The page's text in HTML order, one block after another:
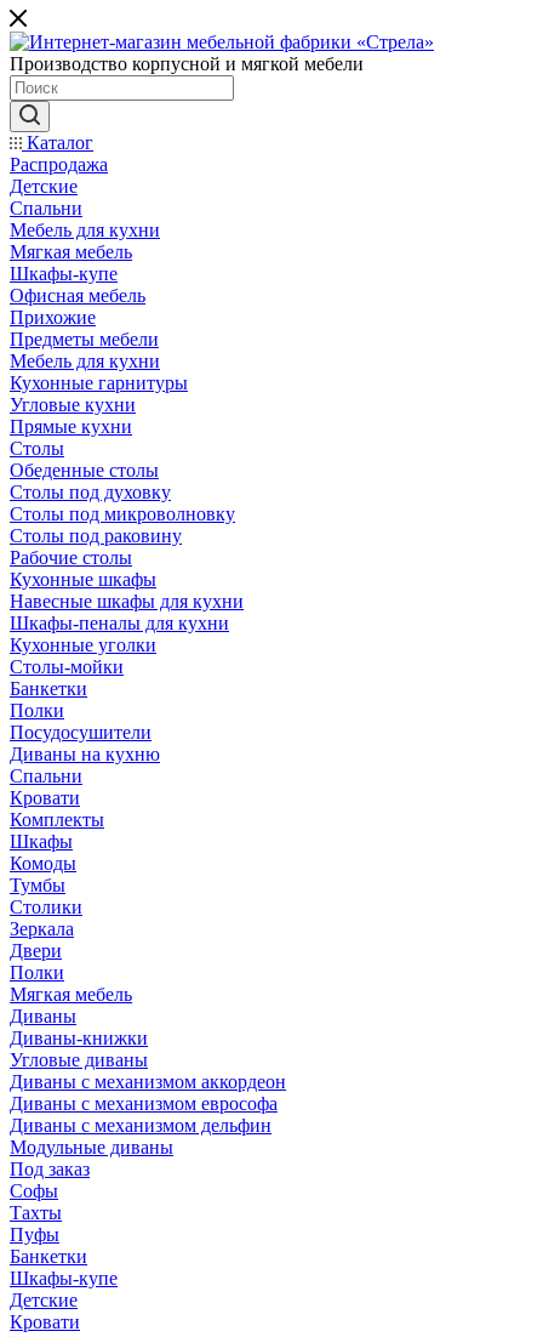
Производство корпусной и мягкой мебели
Каталог
Распродажа
Детские
Спальни
Мебель для кухни
Мягкая мебель
Шкафы-купе
Офисная мебель
Прихожие
Предметы мебели
Мебель для кухни
Кухонные гарнитуры
Угловые кухни
Прямые кухни
Столы
Обеденные столы
Столы под духовку
Столы под микроволновку
Столы под раковину
Рабочие столы
Кухонные шкафы
Навесные шкафы для кухни
Шкафы-пеналы для кухни
Кухонные уголки
Столы-мойки
Банкетки
Полки
Посудосушители
Диваны на кухню
Спальни
Кровати
Комплекты
Шкафы
Комоды
Тумбы
Столики
Зеркала
Двери
Полки
Мягкая мебель
Диваны
Диваны-книжки
Угловые диваны
Диваны с механизмом аккордеон
Диваны с механизмом еврософа
Диваны с механизмом дельфин
Модульные диваны
Под заказ
Софы
Тахты
Пуфы
Банкетки
Шкафы-купе
Детские
Кровати